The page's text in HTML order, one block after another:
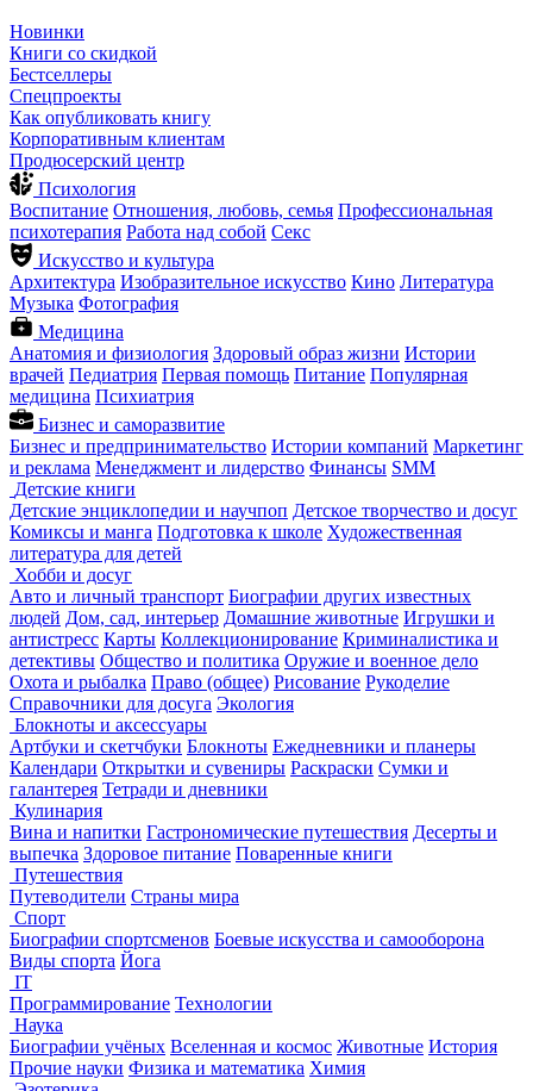
Новинки
Книги со скидкой
Бестселлеры
Спецпроекты
Как опубликовать книгу
Корпоративным клиентам
Продюсерский центр
Психология
Воспитание Отношения, любовь, семья Профессиональная
психотерапия Работа над собой Секс
Искусство и культура
Архитектура Изобразительное искусство Кино Литература
Музыка Фотография
Медицина
Анатомия и физиология Здоровый образ жизни Истории
врачей Педиатрия Первая помощь Питание Популярная
медицина Психиатрия
Бизнес и саморазвитие
Бизнес и предпринимательство Истории компаний Маркетинг
и реклама Менеджмент и лидерство Финансы SMM
Детские книги
Детские энциклопедии и научпоп Детское творчество и досуг
Комиксы и манга Подготовка к школе Художественная
литература для детей
Хобби и досуг
Авто и личный транспорт Биографии других известных
людей Дом, сад, интерьер Домашние животные Игрушки и
антистресс Карты Коллекционирование Криминалистика и
детективы Общество и политика Оружие и военное дело
Охота и рыбалка Право (общее) Рисование Рукоделие
Справочники для досуга Экология
Блокноты и аксессуары
Артбуки и скетчбуки Блокноты Ежедневники и планеры
Календари Открытки и сувениры Раскраски Сумки и
галантерея Тетради и дневники
Кулинария
Вина и напитки Гастрономические путешествия Десерты и
выпечка Здоровое питание Поваренные книги
Путешествия
Путеводители Страны мира
Спорт
Биографии спортсменов Боевые искусства и самооборона
Виды спорта Йога
IT
Программирование Технологии
Наука
Биографии учёных Вселенная и космос Животные История
Прочие науки Физика и математика Химия